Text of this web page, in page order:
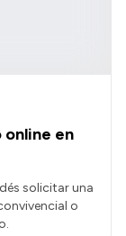
en
solicitar una
o